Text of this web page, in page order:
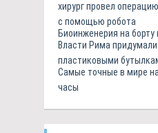
хирург провел
с помощью робота
Биоинженерия на
Власти Рима
пластиковыми
Самые точные в мире
часы